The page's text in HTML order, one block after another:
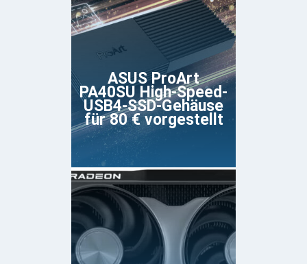
ASUS ProArt
PA40SU High-Speed-
USB4-SSD-Gehäuse
für 80 € vorgestellt